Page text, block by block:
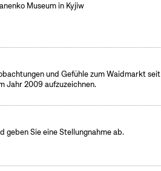
Museum in Kyjiw
und Gefühle zum Waidmarkt seit
Jahr 2009 aufzuzeichnen.
geben Sie eine Stellungnahme ab.